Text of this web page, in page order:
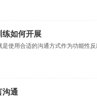
练如何开展
使用合适的沟通方式作为功能性
沟通